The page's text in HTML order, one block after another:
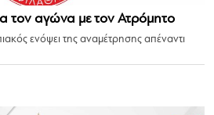
τον αγώνα με τον Ατρόμητο
ενόψει της αναμέτρησης απέναντι